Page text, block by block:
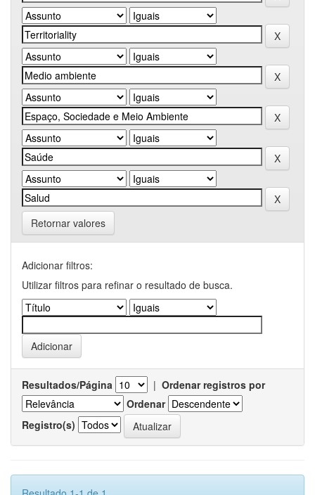
Retornar valores
Adicionar filtros:
Utilizar filtros para refinar o resultado de busca.
Resultados/Página | Ordenar registros por
Ordenar
Registro(s)